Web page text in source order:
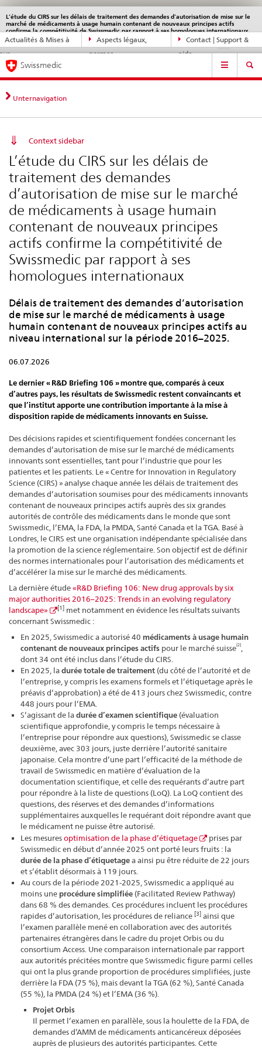
Navigation
directe:
actualités,
bases
contact
Actualités & Mises à
Aspects légaux,
normes
Contact | Support &
aide
L’étude du CIRS sur les délais de traitement des demandes d’autorisation de mise sur le
marché de médicaments à usage humain contenant de nouveaux principes actifs
confirme la compétitivité de Swissmedic par rapport à ses homologues internationaux
DE FR IT EN
Service
navigation
Navigation
Swissmedic
Unternavigation
Context sidebar
L’étude du CIRS sur les délais de
traitement des demandes
d’autorisation de mise sur le marché
de médicaments à usage humain
contenant de nouveaux principes
actifs confirme la compétitivité de
Swissmedic par rapport à ses
homologues internationaux
Délais de traitement des demandes d’autorisation
de mise sur le marché de médicaments à usage
humain contenant de nouveaux principes actifs au
niveau international sur la période 2016–2025.
06.07.2026
Le dernier « R&D Briefing 106 » montre que, comparés à ceux
d’autres pays, les résultats de Swissmedic restent convaincants et
que l’institut apporte une contribution importante à la mise à
disposition rapide de médicaments innovants en Suisse.
Des décisions rapides et scientifiquement fondées concernant les
demandes d’autorisation de mise sur le marché de médicaments
innovants sont essentielles, tant pour l’industrie que pour les
patientes et les patients. Le « Centre for Innovation in Regulatory
Science (CIRS) » analyse chaque année les délais de traitement des
demandes d’autorisation soumises pour des médicaments innovants
contenant de nouveaux principes actifs auprès des six grandes
autorités de contrôle des médicaments dans le monde que sont
Swissmedic, l’EMA, la FDA, la PMDA, Santé Canada et la TGA. Basé à
Londres, le CIRS est une organisation indépendante spécialisée dans
la promotion de la science réglementaire. Son objectif est de définir
des normes internationales pour l’autorisation des médicaments et
d’accélérer la mise sur le marché des médicaments.
La dernière étude«R&D Briefing 106: New drug approvals by six
major authorities 2016–2025: Trends in an evolving regulatory
landscape»
[1] met notamment en évidence les résultats suivants
concernant Swissmedic :
En 2025, Swissmedic a autorisé 40 médicaments à usage humain
contenant de nouveaux principes actifs pour le marché suisse[2],
dont 34 ont été inclus dans l’étude du CIRS.
En 2025, ladurée totale de traitement (du côté de l’autorité et de
l’entreprise, y compris les examens formels et l’étiquetage après le
préavis d’approbation) a été de 413 jours chez Swissmedic, contre
448 jours pour l’EMA.
S’agissant de ladurée d’examen scientifique (évaluation
scientifique approfondie, y compris le temps nécessaire à
l’entreprise pour répondre aux questions), Swissmedic se classe
deuxième, avec 303 jours, juste derrière l’autorité sanitaire
japonaise. Cela montre d’une part l’efficacité de la méthode de
travail de Swissmedic en matière d’évaluation de la
documentation scientifique, et celle des requérants d’autre part
pour répondre à la liste de questions (LoQ). La LoQ contient des
questions, des réserves et des demandes d’informations
supplémentaires auxquelles le requérant doit répondre avant que
le médicament ne puisse être autorisé.
Les mesuresoptimisation de la phase d’étiquetage
prises par
Swissmedic en début d’année 2025 ont porté leurs fruits : la
durée de la phase d’étiquetagea ainsi pu être réduite de 22 jours
et s’établit désormais à 119 jours.
Au cours de la période 2021-2025, Swissmedic a appliqué au
moins une procédure simplifiée (Facilitated Review Pathway)
dans 68 % des demandes. Ces procédures incluent les procédures
rapides d’autorisation, les procédures de reliance [3] ainsi que
l’examen parallèle mené en collaboration avec des autorités
partenaires étrangères dans le cadre du projet Orbis ou du
consortium Access. Une comparaison internationale par rapport
aux autorités précitées montre que Swissmedic figure parmi celles
qui ont la plus grande proportion de procédures simplifiées, juste
derrière la FDA (75 %), mais devant la TGA (62 %), Santé Canada
(55 %), la PMDA (24 %) et l’EMA (36 %).
Projet Orbis
Il permet l’examen en parallèle, sous la houlette de la FDA, de
demandes d’AMM de médicaments anticancéreux déposées
auprès de plusieurs des autorités participantes. Cette